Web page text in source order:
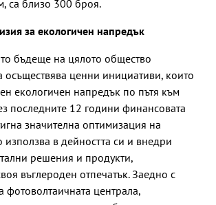
са близо 300 броя.
за екологичен напредък
бъдеще на цялото общество
ценни инициативи, които
екологичен напредък по пътя към
последните 12 години финансовата
значителна оптимизация на
използва в дейността си и внедри
решения и продукти,
въглероден отпечатък. Заедно с
фотоволтаичната централа,